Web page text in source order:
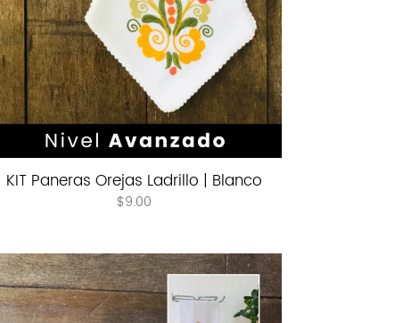
KIT Paneras Orejas Ladrillo | Blanco
$9.00